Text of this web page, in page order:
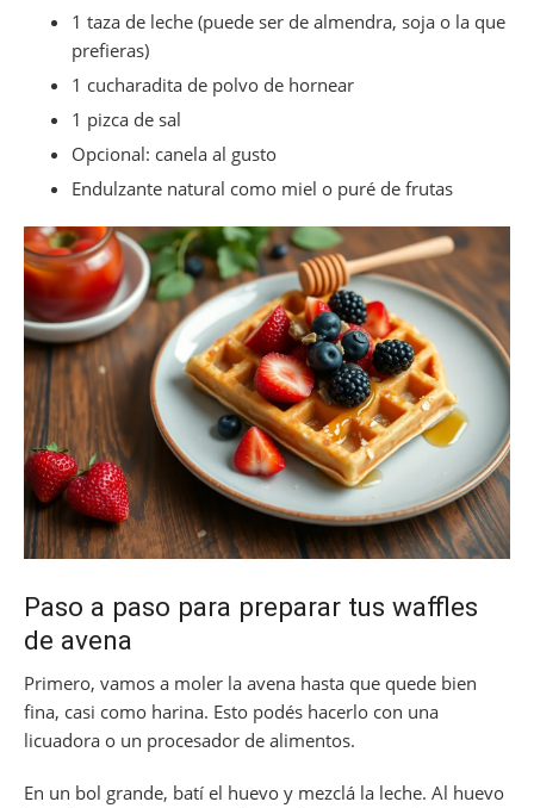
1 taza de leche (puede ser de almendra, soja o la que
prefieras)
1 cucharadita de polvo de hornear
1 pizca de sal
Opcional: canela al gusto
Endulzante natural como miel o puré de frutas
Paso a paso para preparar tus waffles
de avena
Primero, vamos a moler la avena hasta que quede bien
fina, casi como harina. Esto podés hacerlo con una
licuadora o un procesador de alimentos.
En un bol grande, batí el huevo y mezclá la leche. Al huevo